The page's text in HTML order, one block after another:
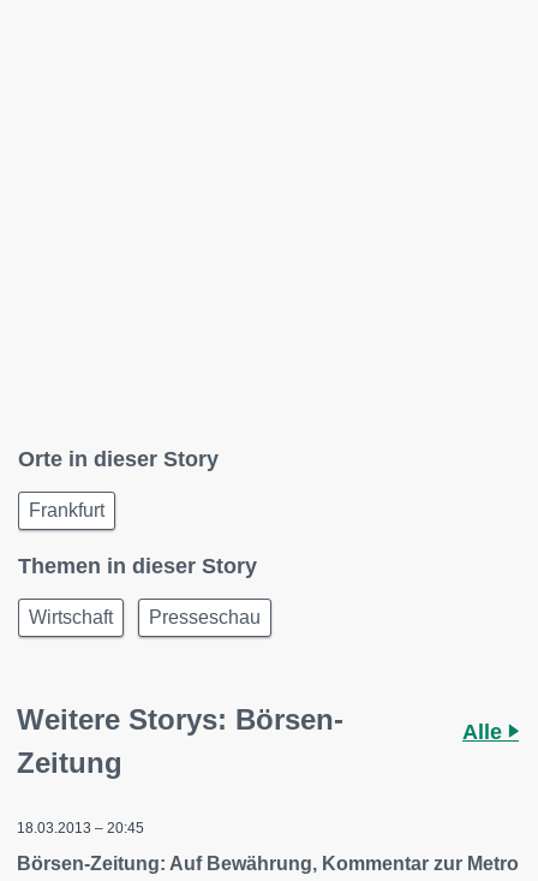
Orte in dieser Story
Frankfurt
Themen in dieser Story
Wirtschaft Presseschau
Weitere Storys: Börsen-
Zeitung
Alle
18.03.2013 – 20:45
Börsen-Zeitung: Auf Bewährung, Kommentar zur Metro